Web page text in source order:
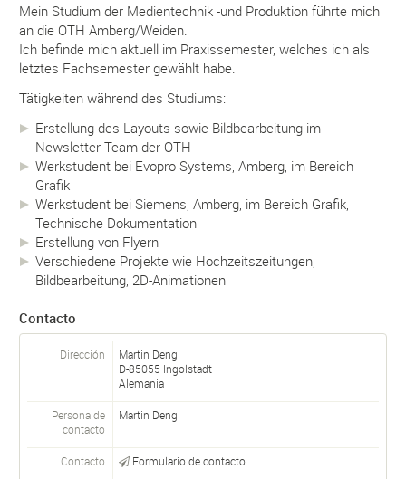
Mein Studium der Medientechnik -und Produktion führte mich
an die OTH Amberg/Weiden.
Ich befinde mich aktuell im Praxissemester, welches ich als
letztes Fachsemester gewählt habe.
Tätigkeiten während des Studiums:
Erstellung des Layouts sowie Bildbearbeitung im
Newsletter Team der OTH
Werkstudent bei Evopro Systems, Amberg, im Bereich
Grafik
Werkstudent bei Siemens, Amberg, im Bereich Grafik,
Technische Dokumentation
Erstellung von Flyern
Verschiedene Projekte wie Hochzeitszeitungen,
Bildbearbeitung, 2D-Animationen
Contacto
Dirección
Martin Dengl
D-85055 Ingolstadt
Alemania
Persona de
contacto
Martin Dengl
Contacto Formulario de contacto